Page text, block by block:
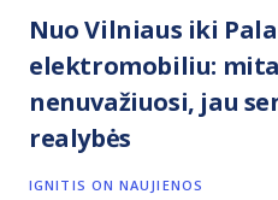
Nuo Vilniaus iki
elektromobiliu:
nenuvažiuosi, jau
realybės
IGNITIS ON NAUJIENOS